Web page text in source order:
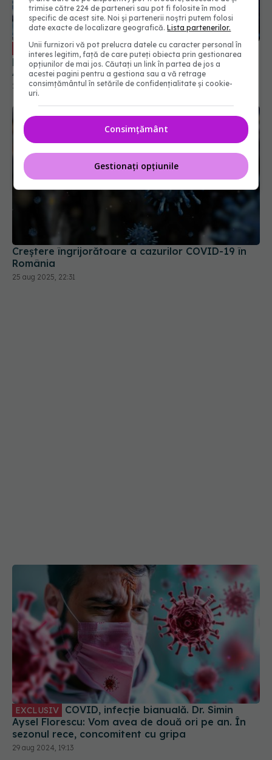
EXCLUSIV Remdesivir, tratamentul injectabil
pentru COVID. Prof. dr. Simin Aysel Florescu:
Administrarea se face în spitale
29 aug 2024, 23:43
Creștere îngrijorătoare a cazurilor COVID-19 în
România
25 aug 2025, 22:31
EXCLUSIV
Aysel Florescu: Vom avea de două ori pe an. În
sezonul rece, concomitent cu gripa
29 aug 2024, 19:13
trimise către 224 de parteneri sau pot fi folosite în mod
specific de acest site. Noi și partenerii noștri putem folosi
date exacte de localizare geografică.Lista partenerilor.
Unii furnizori vă pot prelucra datele cu caracter personal în
interes legitim, față de care puteți obiecta prin gestionarea
opțiunilor de mai jos. Căutați un link în partea de jos a
acestei pagini pentru a gestiona sau a vă retrage
consimțământul în setările de confidențialitate și cookie-
uri.
Consimțământ
Gestionați opțiunile